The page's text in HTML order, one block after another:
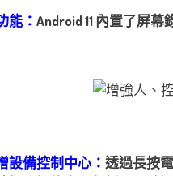
能： Android 11 內置了屏
設備控制中心： 透過長按